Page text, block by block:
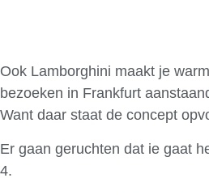
Ook Lamborghini maakt je
bezoeken in Frankfurt
Want daar staat de concept
Er gaan geruchten dat ie gaat
4.